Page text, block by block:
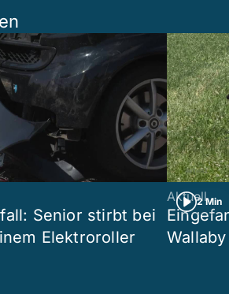
Senior stirbt bei
Elektroroller
2 Min
Aktuell